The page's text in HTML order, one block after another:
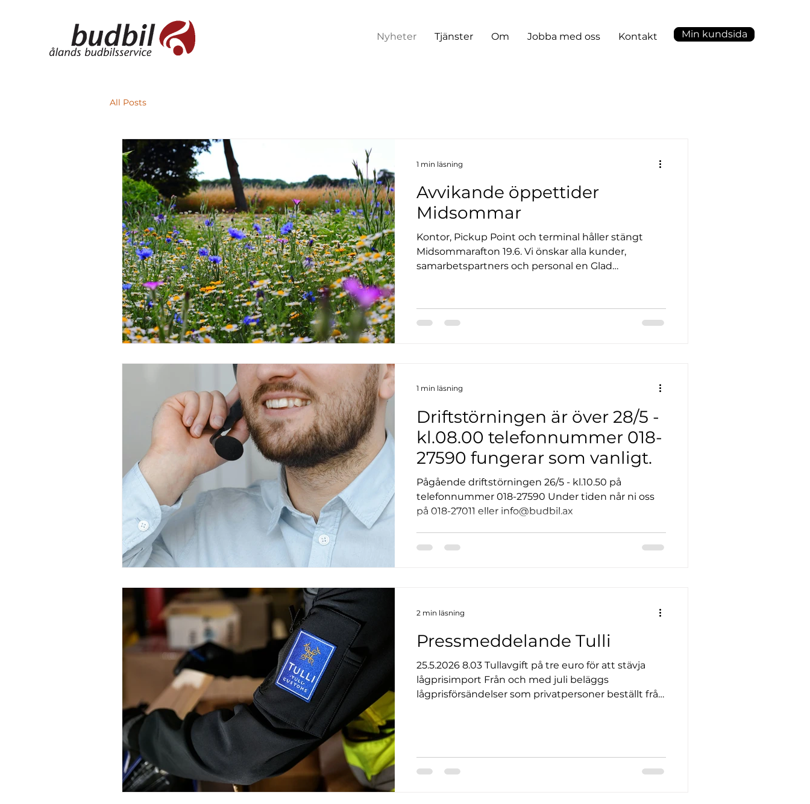
Nyheter Tjänster Om Jobba med oss Kontakt Min kundsida
All Posts
Avvikande öppettider
Midsommar
Kontor, Pickup Point och terminal håller stängt
Midsommarafton 19.6. Vi önskar alla kunder,
samarbetspartners och personal en Glad
1 min läsning
Driftstörningen är över 28/5 -
kl.08.00 telefonnummer 018-
27590 fungerar som vanligt.
Pågående driftstörningen 26/5 - kl.10.50 på
telefonnummer 018-27590 Under tiden når ni oss
på 018-27011 eller info@budbil.ax
1 min läsning
Pressmeddelande Tulli
25.5.2026 8.03 Tullavgift på tre euro för att stävja
lågprisimport Från och med juli beläggs
lågprisförsändelser som privatpersoner beställt från
EU för att stävja importen av lågprisförsändelser.
2 min läsning